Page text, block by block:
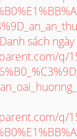
sách
q/
q/